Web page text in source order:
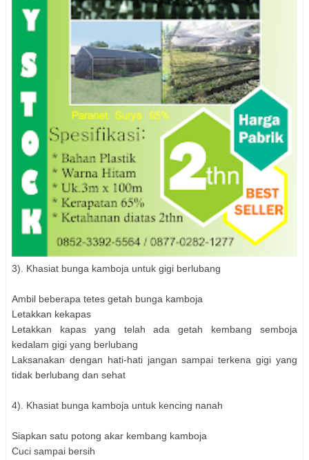
3). Khasiat bunga kamboja untuk gigi berlubang
Ambil beberapa tetes getah bunga kamboja
Letakkan kekapas
Letakkan kapas yang telah ada getah kembang semboja
kedalam gigi yang berlubang
Laksanakan dengan hati-hati jangan sampai terkena gigi yang
tidak berlubang dan sehat
4). Khasiat bunga kamboja untuk kencing nanah
Siapkan satu potong akar kembang kamboja
Cuci sampai bersih